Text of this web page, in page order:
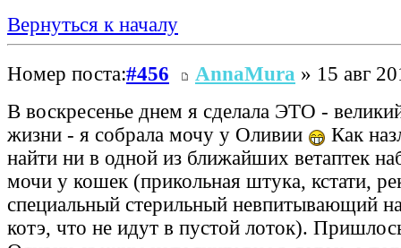
Вернуться к началу
Номер поста:#456 AnnaMura » 15 авг
В воскресенье днем я сделала ЭТО -
жизни - я собрала мочу у Оливии
Как
найти ни в одной из ближайших ветаптек
мочи у кошек (прикольная штука, кстати,
специальный стерильный невпитывающий
котэ, что не идут в пустой лоток).